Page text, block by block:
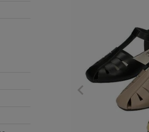
ヒールの高さ：約1.5cm
・サイズ感の目安
SS-22.5cm S-23.0cm
※セール品の交換返
その他・小物
ヒールの高
1㎝未満